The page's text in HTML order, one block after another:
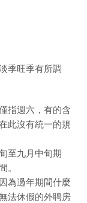
季旺季有所調
指週六，有的含
此沒有統一的規
至九月中旬期
。
為過年期間什麼
法休假的外聘房